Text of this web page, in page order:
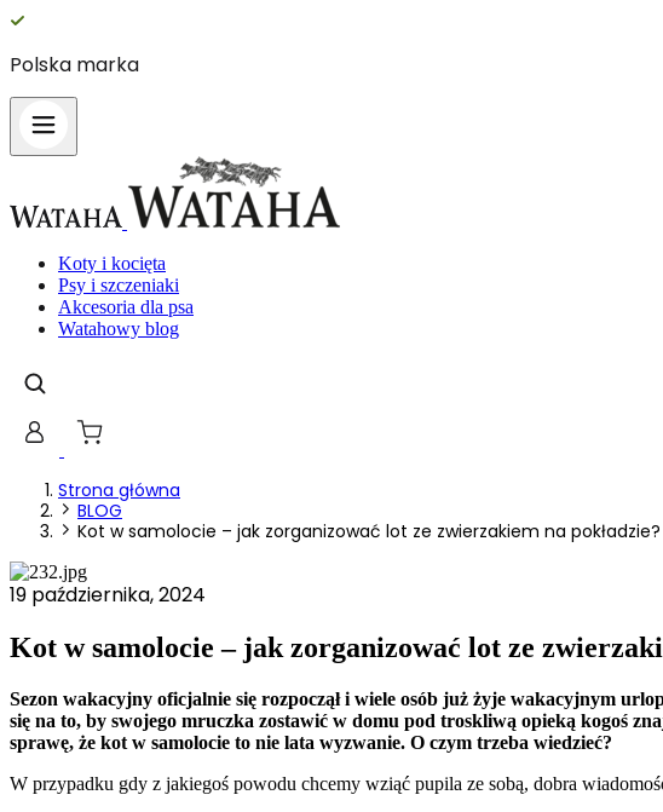
Polska marka
Koty i kocięta
Psy i szczeniaki
Akcesoria dla psa
Watahowy blog
Strona główna
BLOG
Kot w samolocie – jak zorganizować lot ze zwierzakiem na pokładzie?
19 października, 2024
Kot w samolocie – jak zorganizować lot ze
Sezon wakacyjny oficjalnie się rozpoczął i wiele osób już żyje wakacyjnym
się na to, by swojego mruczka zostawić w domu pod troskliwą opieką kogoś
sprawę, że kot w samolocie to nie lata wyzwanie. O czym trzeba wiedzieć?
W przypadku gdy z jakiegoś powodu chcemy wziąć pupila ze sobą, dobra
witrynie. Informacje o tym, jak korzystasz z
Partnerzy mogą połączyć te informacje z
Niezbędne